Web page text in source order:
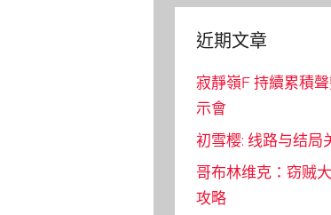
近期文章
寂靜嶺F 持續累積
示會
初雪樱: 线路与结局
哥布林维克：窃贼
攻略